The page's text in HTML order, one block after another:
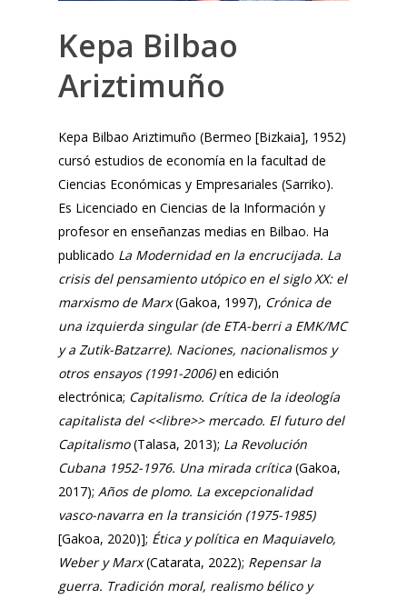
Kepa Bilbao
Ariztimuño
Kepa Bilbao Ariztimuño (Bermeo [Bizkaia], 1952)
cursó estudios de economía en la facultad de
Ciencias Económicas y Empresariales (Sarriko).
Es Licenciado en Ciencias de la Información y
profesor en enseñanzas medias en Bilbao. Ha
publicado La Modernidad en la encrucijada. La
crisis del pensamiento utópico en el siglo XX: el
marxismo de Marx(Gakoa, 1997), Crónica de
una izquierda singular (de ETA-berri a EMK/MC
y a Zutik-Batzarre). Naciones, nacionalismos y
otros ensayos (1991-2006)en edición
electrónica; Capitalismo. Crítica de la ideología
capitalista del <<libre>> mercado. El futuro del
Capitalismo(Talasa, 2013); La Revolución
Cubana 1952-1976. Una mirada crítica (Gakoa,
2017);Años de plomo. La excepcionalidad
vasco-navarra en la transición (1975-1985)
[Gakoa, 2020)]; Ética y política en Maquiavelo,
Weber y Marx(Catarata, 2022); Repensar la
guerra. Tradición moral, realismo bélico y